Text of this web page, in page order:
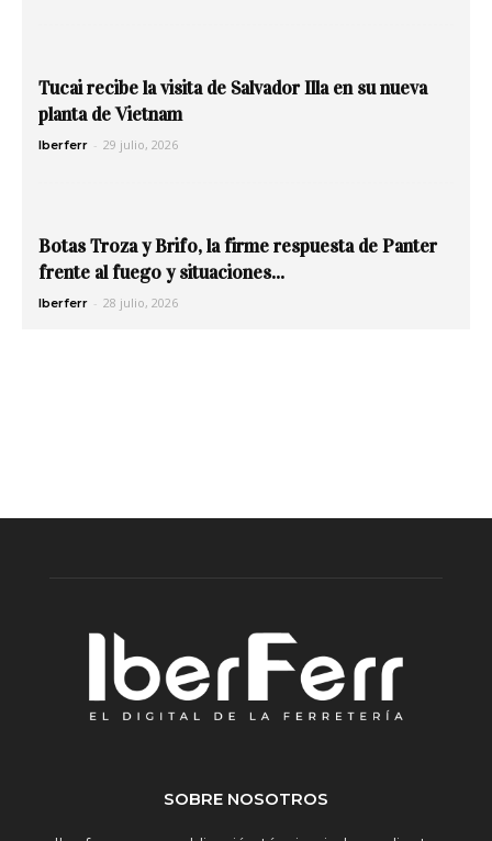
Tucai recibe la visita de Salvador Illa en su nueva
planta de Vietnam
Iberferr - 29 julio, 2026
Botas Troza y Brifo, la firme respuesta de Panter
frente al fuego y situaciones...
Iberferr - 28 julio, 2026
SOBRE NOSOTROS